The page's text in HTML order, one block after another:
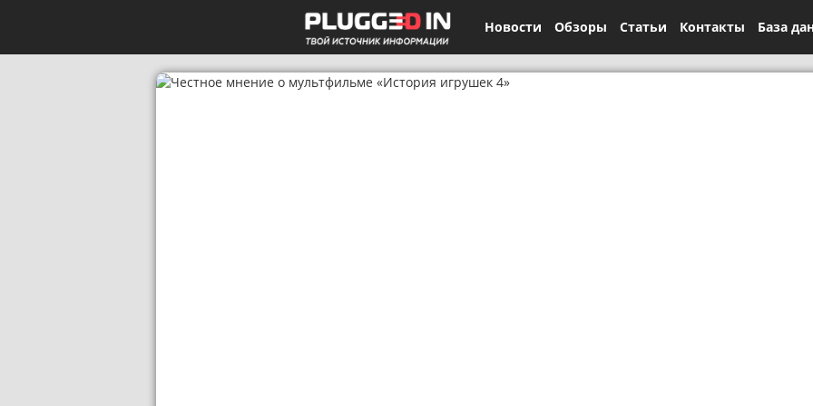
Новости Обзоры Статьи Контакты База